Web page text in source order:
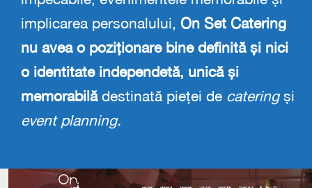
implicarea personalului, On Set Catering
nu avea o poziționare bine definită și nici
o identitate independetă, unică și
memorabilădestinată pieței de cateringși
event planning.